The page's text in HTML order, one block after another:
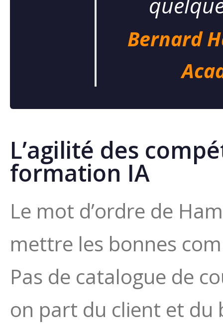
Bernard
L’agilité des
formation IA
Le mot d’ordre de
mettre les bonnes
Pas de catalogue de
on part du client et du